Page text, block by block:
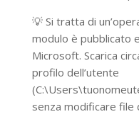
💡 Si tratta di
modulo è pubblicato
Microsoft. Scarica
profilo dell’utente
senza modificare file